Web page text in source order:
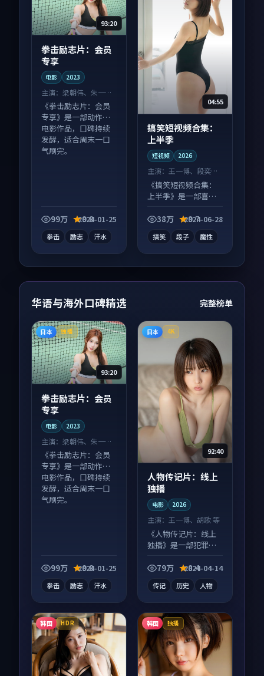
93:20
拳击励志片：会员
专享
电影 2023
主演： 梁朝伟、朱一龙
等
《拳击励志片：会员
专享》是一部动作向
电影作品，口碑持续
发酵，适合周末一口
气刷完。
99万 9.8
2024-01-25
拳击 励志 汗水
04:55
搞笑短视频合集：
上半季
短视频 2026
主演： 王一博、段奕宏
等
《搞笑短视频合集：
上半季》是一部喜剧
质感在线，配乐与镜
38万 9.7
2024-06-28
搞笑 段子 魔性
华语与海外口碑精选 完整榜单
日本 独播
93:20
拳击励志片：会员
专享
电影 2023
主演： 梁朝伟、朱一龙
等
《拳击励志片：会员
专享》是一部动作向
电影作品，口碑持续
发酵，适合周末一口
气刷完。
99万 9.8
2024-01-25
拳击 励志 汗水
日本 4K
92:40
人物传记片：线上
独播
电影 2026
主演： 王一博、胡歌 等
《人物传记片：线上
独播》是一部犯罪向
长为内核，情感戏份
79万 8.4
2024-04-14
传记 历史 人物
韩国 HDR 韩国 独播